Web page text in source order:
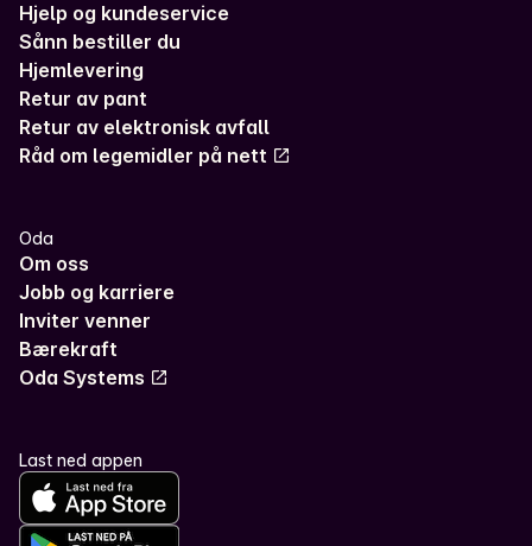
Hjelp og kundeservice
Sånn bestiller du
Hjemlevering
Retur av pant
Retur av elektronisk avfall
Råd om legemidler på nett
Oda
Om oss
Jobb og karriere
Inviter venner
Bærekraft
Oda Systems
Last ned appen